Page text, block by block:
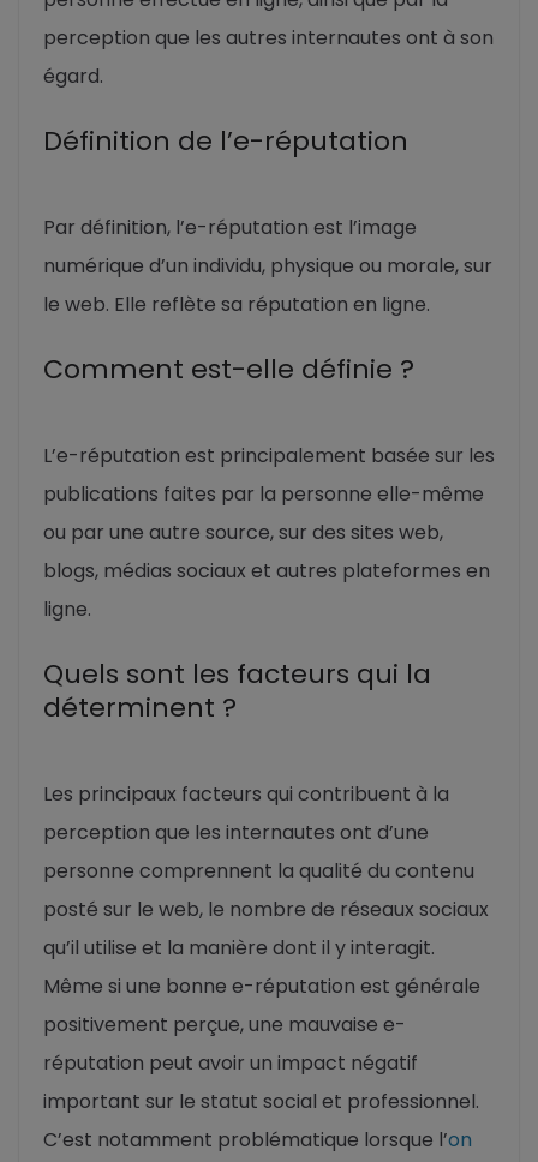
perception que les autres internautes ont à son
égard.
Définition de l’e-réputation
Par définition, l’e-réputation est l’image
numérique d’un individu, physique ou morale, sur
le web. Elle reflète sa réputation en ligne.
Comment est-elle définie ?
L’e-réputation est principalement basée sur les
publications faites par la personne elle-même
ou par une autre source, sur des sites web,
blogs, médias sociaux et autres plateformes en
ligne.
Quels sont les facteurs qui la
déterminent ?
Les principaux facteurs qui contribuent à la
perception que les internautes ont d’une
personne comprennent la qualité du contenu
posté sur le web, le nombre de réseaux sociaux
qu’il utilise et la manière dont il y interagit.
Même si une bonne e-réputation est générale
positivement perçue, une mauvaise e-
réputation peut avoir un impact négatif
important sur le statut social et professionnel.
C’est notamment problématique lorsque l’on